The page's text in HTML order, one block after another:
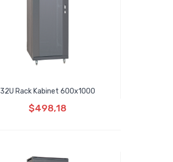
32U Rack Kabinet 600x1000
$498,18